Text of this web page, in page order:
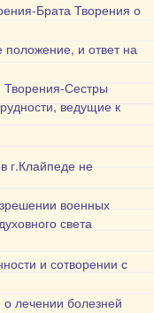
Брата Творения о
и ответ на
Творения-Сестры
ведущие к
г.Клайпеде не
военных
света
и сотворении с
лечении болезней